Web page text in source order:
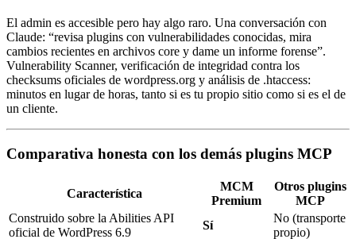
El admin es accesible pero hay algo raro. Una conversación con
Claude: “revisa plugins con vulnerabilidades conocidas, mira
cambios recientes en archivos core y dame un informe forense”.
Vulnerability Scanner, verificación de integridad contra los
checksums oficiales de wordpress.org y análisis de .htaccess:
minutos en lugar de horas, tanto si es tu propio sitio como si es el de
un cliente.
Comparativa honesta con los demás plugins MCP
Característica
MCM
Premium
Otros plugins
MCP
Construido sobre la Abilities API
oficial de WordPress 6.9
Sí
No (transporte
propio)